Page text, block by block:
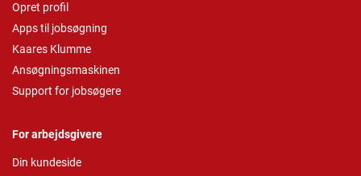
Opret profil
Apps til jobsøgning
Kaares Klumme
Ansøgningsmaskinen
Support for jobsøgere
For arbejdsgivere
Din kundeside